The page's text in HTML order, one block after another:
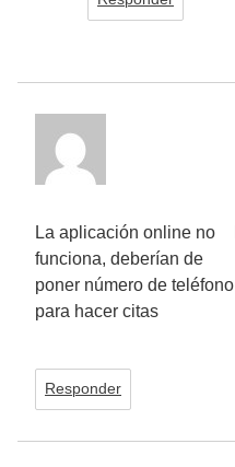
La aplicación online no
funciona, deberían de
poner número de teléfono
para hacer citas
Responder